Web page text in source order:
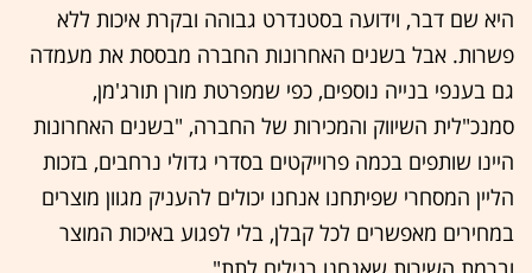
היא שם דבר, וידועה בסטנדרט גבוהה ובקרת איכות ללא
פשרות. אבל בשנים האחרונות החברה מבססת את מעמדה
גם בענפי בנייה נוספים, כפי שמפרטת מורן תורג'מן,
סמנכ"לית השיווק והמכירות של החברה, "בשנים האחרונות
היינו שותפים בכמה פרוייקטים בסדרי גדולי נרחבים, בזכות
הליין המסחרי שפיתחנו אנחנו יכולים להעניק מגוון מוצרים
במחירים מאפשרים לכל קבלן, בלי לפגוע באיכות המוצר